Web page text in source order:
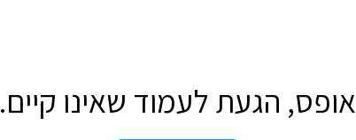
אופס, הגעת לעמוד שאינו קיים.